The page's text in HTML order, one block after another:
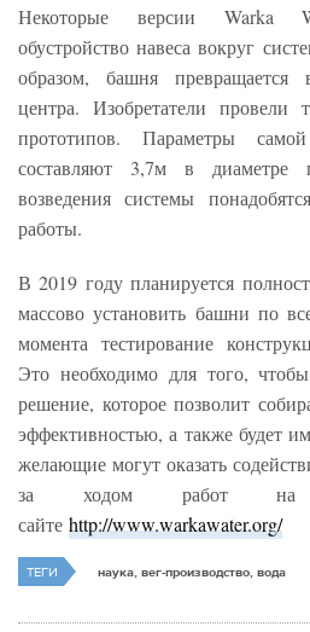
Некоторые версии Warka
обустройство навеса вокруг
образом, башня превращается
центра. Изобретатели провели
прототипов. Параметры
составляют 3,7м в
возведения системы
работы.
В 2019 году планируется
массово установить башни по
момента тестирование
Это необходимо для того,
решение, которое позволит
эффективностью, а также будет
желающие могут оказать
за ходом работ на
сайте http://www.warkawater.org/
ТЕГИ наука, вег-производство, вода